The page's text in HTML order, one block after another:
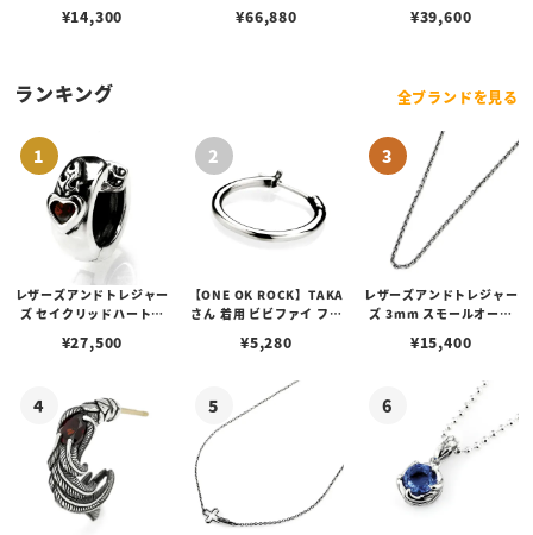
¥14,300 ¥66,880
イコン ダイヤル シルバー
¥39,600
ランキング 全ブランドを見る
レザーズアンドトレジャー
ズ セイクリッドハートピ
¥27,500
【ONE OK ROCK】TAKA
さん 着用 ビビファイ フー
¥5,280
レザーズアンドトレジャー
ズ 3mm スモールオーバ
ブスタークラスプ＆LTロ
¥15,400